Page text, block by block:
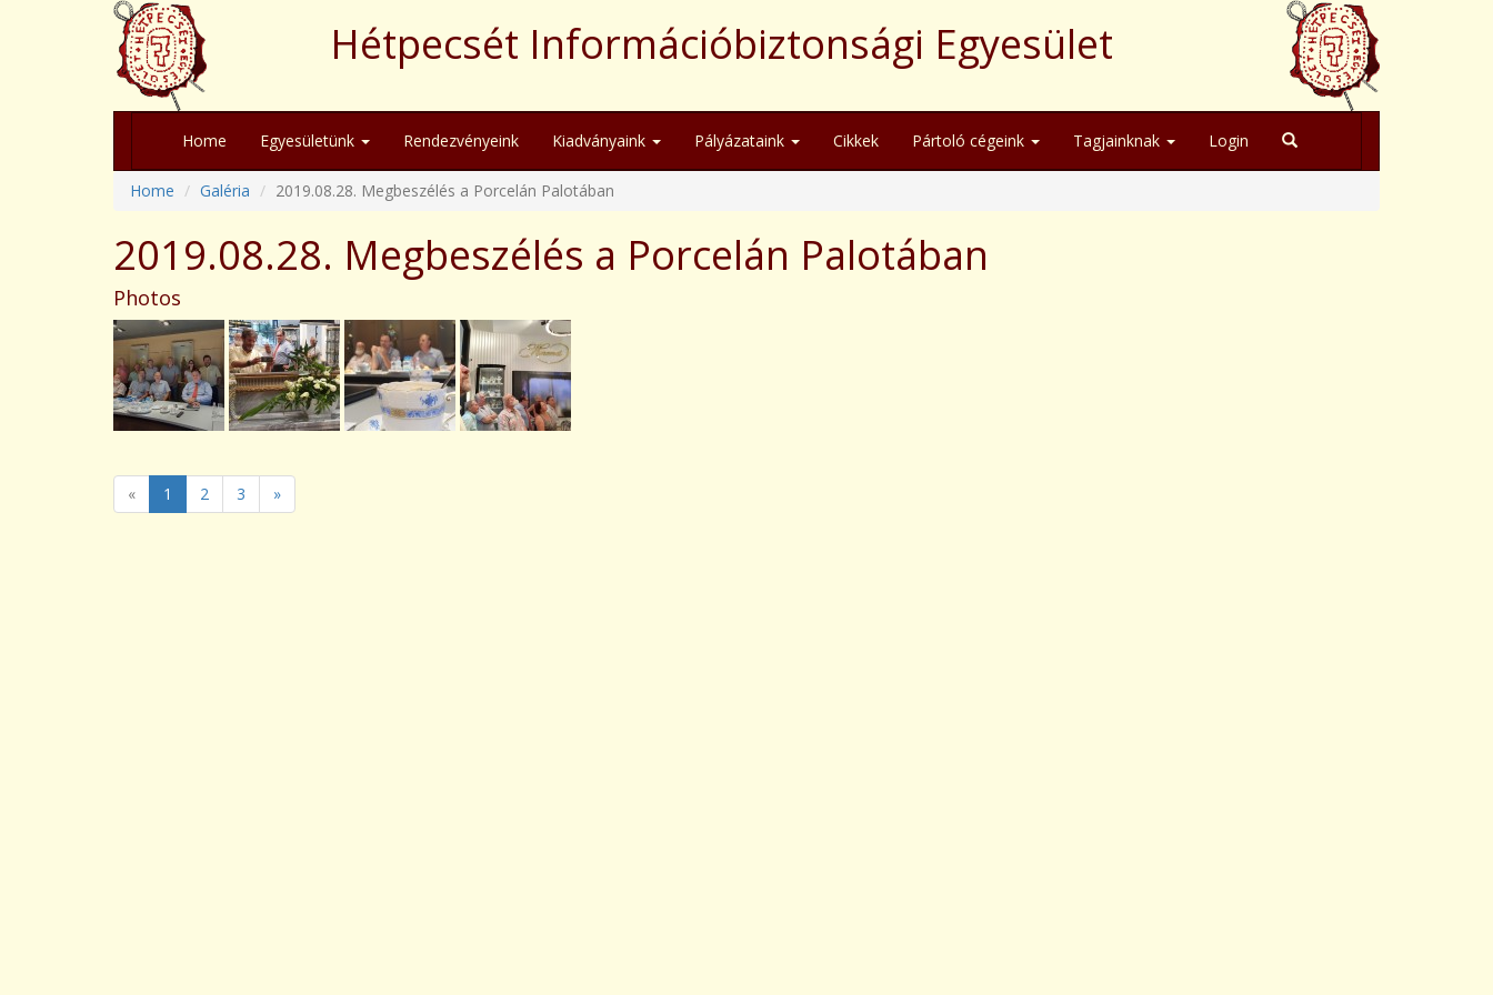
Hétpecsét Információbiztonsági Egyesület
Home Egyesületünk Rendezvényeink Kiadványaink Pályázataink Cikkek Pártoló cégeink Tagjainknak Login
Home Galéria 2019.08.28. Megbeszélés a Porcelán Palotában
2019.08.28. Megbeszélés a Porcelán Palotában
Photos
« 1 2 3 »